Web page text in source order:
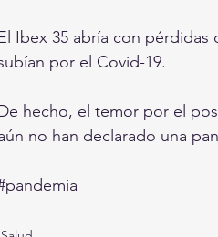
Ibex 35 abría con pérdidas
por el Covid-19.
hecho, el temor por el
no han declarado una